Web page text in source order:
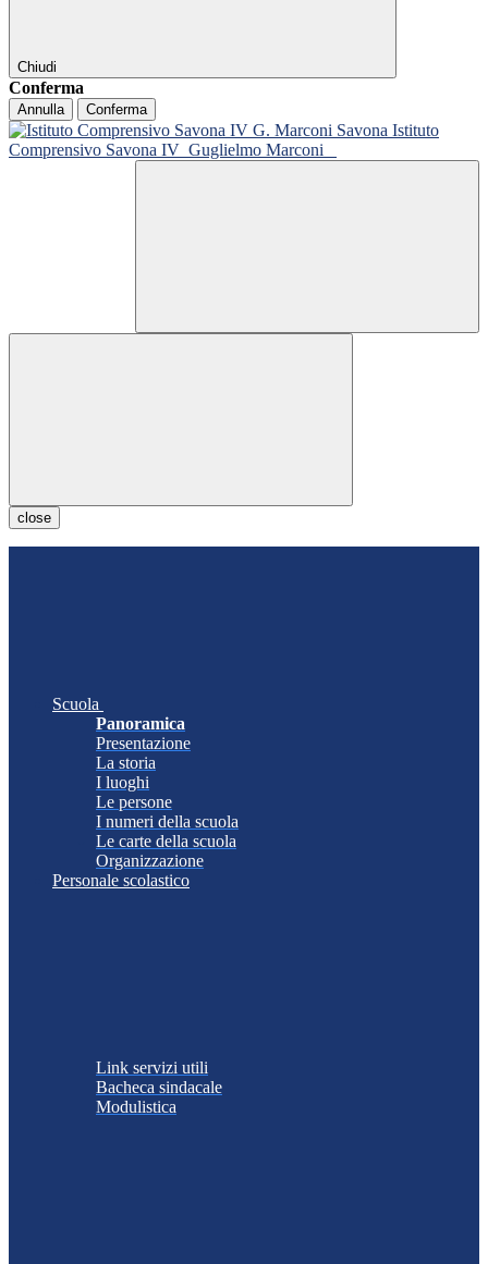
Chiudi
Conferma
Annulla Conferma
Istituto
Comprensivo Savona IV Guglielmo Marconi
close
Scuola
Panoramica
Presentazione
La storia
I luoghi
Le persone
I numeri della scuola
Le carte della scuola
Organizzazione
Personale scolastico
Link servizi utili
Bacheca sindacale
Modulistica